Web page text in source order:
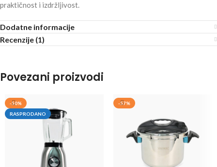
praktičnost i izdržljivost.
Dodatne informacije
Recenzije (1)
Povezani proizvodi
-50%
RASPRODANO
-57%